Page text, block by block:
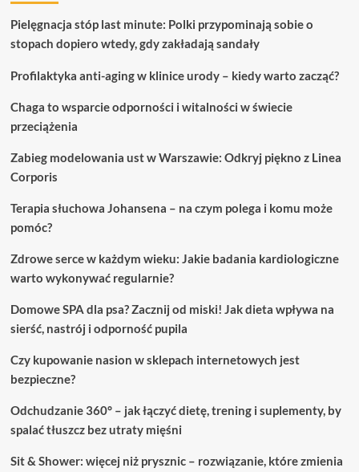
Pielęgnacja stóp last minute: Polki przypominają sobie o
stopach dopiero wtedy, gdy zakładają sandały
Profilaktyka anti-aging w klinice urody – kiedy warto zacząć?
Chaga to wsparcie odporności i witalności w świecie
przeciążenia
Zabieg modelowania ust w Warszawie: Odkryj piękno z Linea
Corporis
Terapia słuchowa Johansena – na czym polega i komu może
pomóc?
Zdrowe serce w każdym wieku: Jakie badania kardiologiczne
warto wykonywać regularnie?
Domowe SPA dla psa? Zacznij od miski! Jak dieta wpływa na
sierść, nastrój i odporność pupila
Czy kupowanie nasion w sklepach internetowych jest
bezpieczne?
Odchudzanie 360° – jak łączyć dietę, trening i suplementy, by
spalać tłuszcz bez utraty mięśni
Sit & Shower: więcej niż prysznic – rozwiązanie, które zmienia